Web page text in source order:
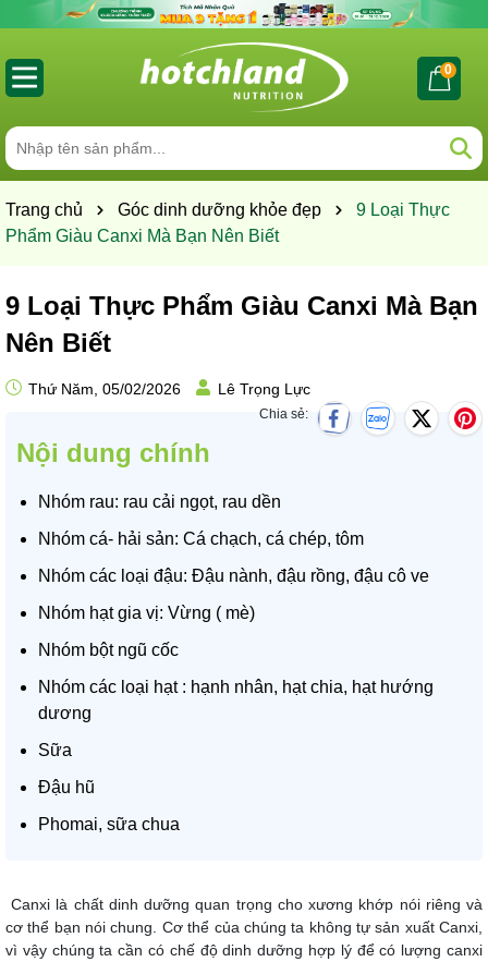
0
Trang chủ Góc dinh dưỡng khỏe đẹp
9 Loại Thực
Phẩm Giàu Canxi Mà Bạn Nên Biết
9 Loại Thực Phẩm Giàu Canxi Mà Bạn
Nên Biết
Thứ Năm, 05/02/2026 Lê Trọng Lực
Chia sẻ:
Nội dung chính
Nhóm rau: rau cải ngọt, rau dền
Nhóm cá- hải sản: Cá chạch, cá chép, tôm
Nhóm các loại đậu: Đậu nành, đậu rồng, đậu cô ve
Nhóm hạt gia vị: Vừng ( mè)
Nhóm bột ngũ cốc
Nhóm các loại hạt : hạnh nhân, hạt chia, hạt hướng
dương
Sữa
Đậu hũ
Phomai, sữa chua
Canxi là chất dinh dưỡng quan trọng cho xương khớp nói riêng và
cơ thể bạn nói chung. Cơ thể của chúng ta không tự sản xuất Canxi,
vì vậy chúng ta cần có chế độ dinh dưỡng hợp lý để có lượng canxi